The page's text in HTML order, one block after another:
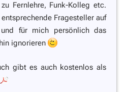
Fernlehre, Funk-Kolleg etc.
Fragesteller auf
für mich persönlich das
ignorieren
gibt es auch kostenlos als